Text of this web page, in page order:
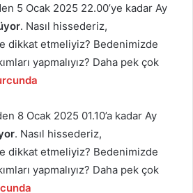
5 Ocak 2025 22.00’ye kadar Ay
. Nasıl hissederiz,
dikkat etmeliyiz? Bedenimizde
yapmalıyız? Daha pek çok
8 Ocak 2025 01.10’a kadar Ay
. Nasıl hissederiz,
dikkat etmeliyiz? Bedenimizde
yapmalıyız? Daha pek çok